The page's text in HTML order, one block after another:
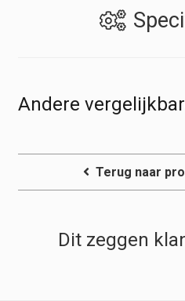
Andere
Terug naar
Dit zeggen